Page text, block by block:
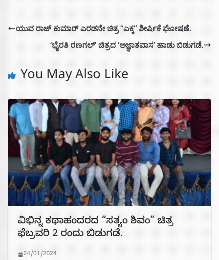
ಯುವ ರಾಜ್ ಕುಮಾರ್ ಎರಡನೇ ಚಿತ್ರ “ಎಕ್ಕ” ಶೀರ್ಷಿಕೆ ಘೋಷಣೆ.
‘ಭೈರತಿ ರಣಗಲ್’ ಚಿತ್ರದ ‘ಅಜ್ಞಾತವಾಸ’ ಹಾಡು ಬಿಡುಗಡೆ.
You May Also Like
ವಿಭಿನ್ನ ಕಥಾಹಂದರದ “ಸತ್ಯಂ ಶಿವಂ” ಚಿತ್ರ
ಫೆಬ್ರವರಿ 2 ರಂದು ಬಿಡುಗಡೆ.
24/01/2024